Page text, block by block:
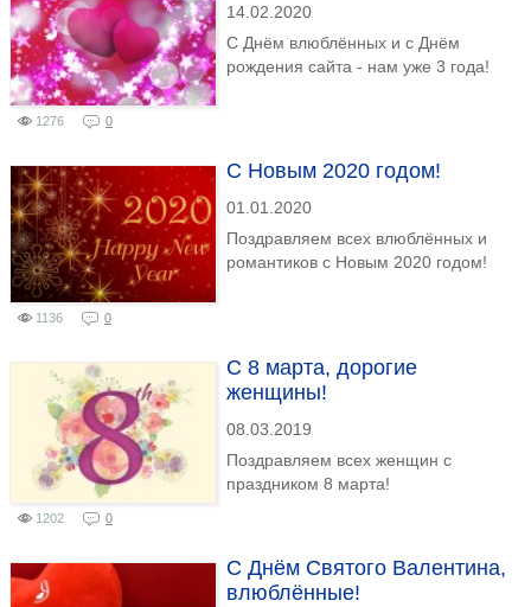
14.02.2020
С Днём влюблённых и с Днём
рождения сайта - нам уже 3 года!
1276 0
С Новым 2020 годом!
01.01.2020
Поздравляем всех влюблённых и
романтиков с Новым 2020 годом!
1136 0
С 8 марта, дорогие
женщины!
08.03.2019
Поздравляем всех женщин с
праздником 8 марта!
1202 0
C Днём Святого Валентина,
влюблённые!